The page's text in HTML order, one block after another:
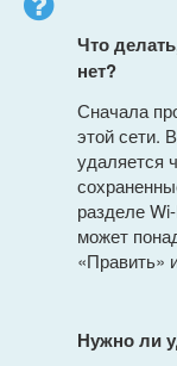
Что
нет?
Сначала
этой сети.
удаляется
разделе
может
«Править»
Нужно ли